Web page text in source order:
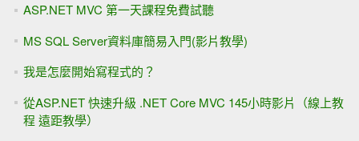
ASP.NET MVC 第一天課程免費試聽
MS SQL Server資料庫簡易入門(影片教學)
我是怎麼開始寫程式的？
從ASP.NET 快速升級 .NET Core MVC 145小時影片（線上教
程 遠距教學）